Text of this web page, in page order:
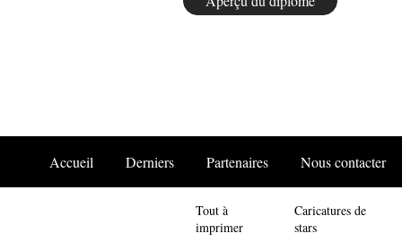
Accueil Derniers Partenaires Nous contacter
Tout à
imprimer
Caricatures de
stars